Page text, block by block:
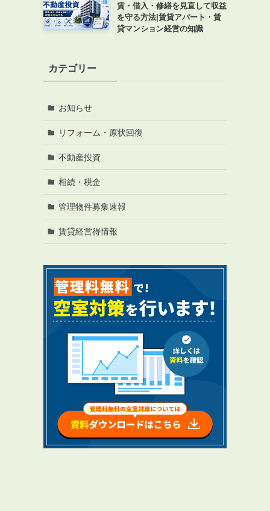
RENTAL
管理料無料について
４つの強み
報酬と独自の保証内容
手続きの流れ
賃料査定について
賃・借入・修繕を見直して収益
を守る方法|賃貸アパート・賃
貸マンション経営の知識
カテゴリー
お知らせ
リフォーム・原状回復
不動産投資
相続・税金
管理物件募集速報
賃貸経営得情報